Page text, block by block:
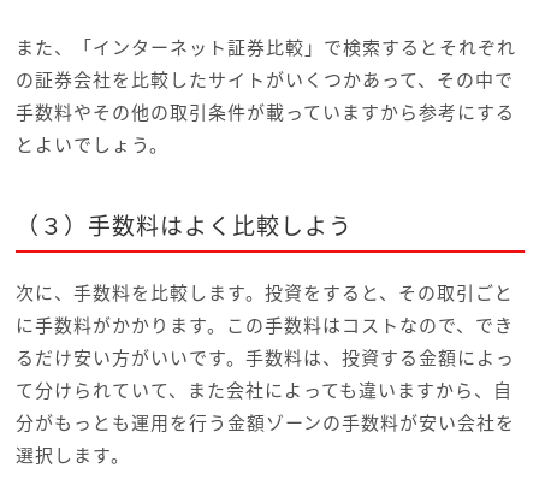
また、「インターネット証券比較」で検索するとそれぞれ
の証券会社を比較したサイトがいくつかあって、その中で
手数料やその他の取引条件が載っていますから参考にする
とよいでしょう。
（３）手数料はよく比較しよう
次に、手数料を比較します。投資をすると、その取引ごと
に手数料がかかります。この手数料はコストなので、でき
るだけ安い方がいいです。手数料は、投資する金額によっ
て分けられていて、また会社によっても違いますから、自
分がもっとも運用を行う金額ゾーンの手数料が安い会社を
選択します。